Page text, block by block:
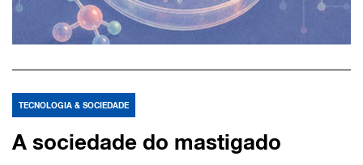
TECNOLOGIA & SOCIEDADE
A sociedade do mastigado